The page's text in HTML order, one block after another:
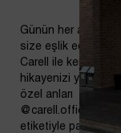
Günün her anında
size eşlik eden
Carell ile kendi stil
hikayenizi yazın. Bu
özel anları
@carell.official
etiketiyle paylaşarak